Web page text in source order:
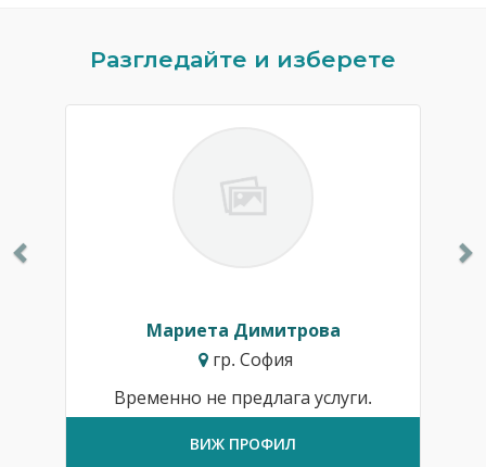
Разгледайте и изберете
Мариета Димитрова
гр. София
Временно не предлага услуги.
ВИЖ ПРОФИЛ